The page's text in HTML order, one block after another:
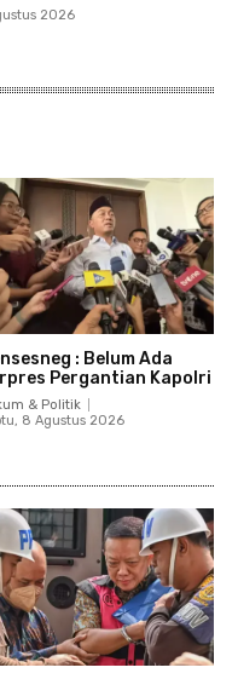
2026
: Belum Ada
Pergantian Kapolri
& Politik
8 Agustus 2026